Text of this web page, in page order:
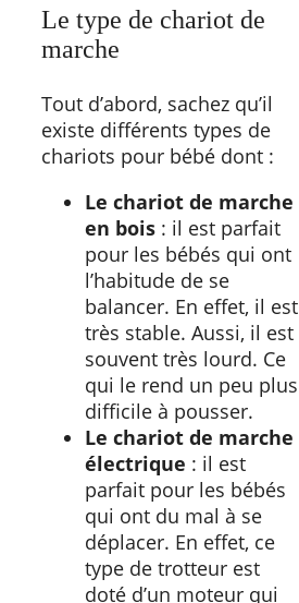
Le type de chariot de
marche
Tout d’abord, sachez qu’il
existe différents types de
chariots pour bébé dont :
Le chariot de marche
en bois : il est parfait
pour les bébés qui ont
l’habitude de se
balancer. En effet, il est
très stable. Aussi, il est
souvent très lourd. Ce
qui le rend un peu plus
difficile à pousser.
Le chariot de marche
électrique : il est
parfait pour les bébés
qui ont du mal à se
déplacer. En effet, ce
type de trotteur est
doté d’un moteur qui